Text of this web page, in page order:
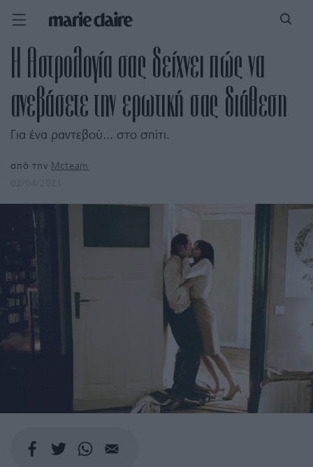
Η Αστρολογία σας δείχνει πώς να
ανεβάσετε την ερωτική σας διάθεση
Για ένα ραντεβού... στο σπίτι.
από την Mcteam